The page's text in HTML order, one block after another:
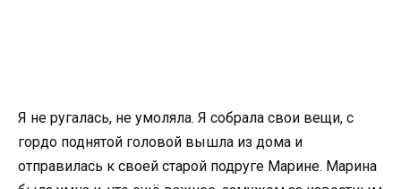
Я не ругалась, не умоляла. Я собрала свои вещи, с
гордо поднятой головой вышла из дома и
отправилась к своей старой подруге Марине. Марина